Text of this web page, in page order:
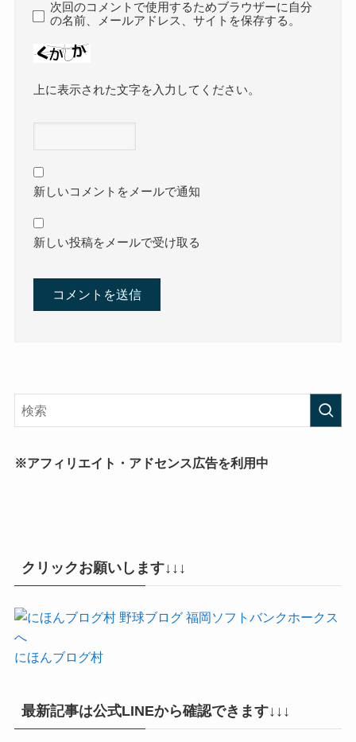
次回のコメントで使用するためブラウザーに自分
の名前、メールアドレス、サイトを保存する。
上に表示された文字を入力してください。
新しいコメントをメールで通知
新しい投稿をメールで受け取る
※アフィリエイト・アドセンス広告を利用中
クリックお願いします↓↓↓
にほんブログ村
最新記事は公式LINEから確認できます↓↓↓